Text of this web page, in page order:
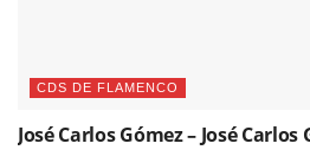
CDS DE FLAMENCO
José Carlos Gómez – José Carlos